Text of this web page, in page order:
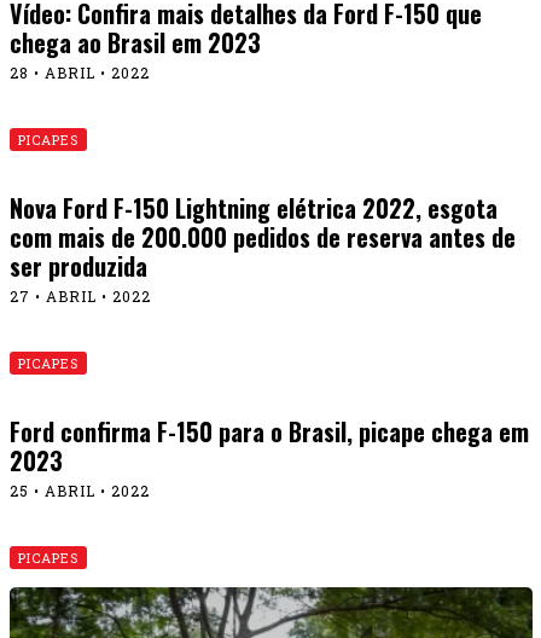
Vídeo: Confira mais detalhes da Ford F-150 que
chega ao Brasil em 2023
28 • ABRIL • 2022
PICAPES
Nova Ford F-150 Lightning elétrica 2022, esgota
com mais de 200.000 pedidos de reserva antes de
ser produzida
27 • ABRIL • 2022
PICAPES
Ford confirma F-150 para o Brasil, picape chega em
2023
25 • ABRIL • 2022
PICAPES